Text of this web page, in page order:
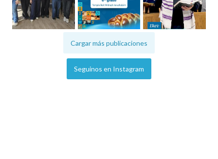
Cargar más publicaciones
Seguinos en Instagram